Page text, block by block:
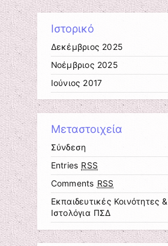
Ιστορικό
Δεκέμβριος 2025
Νοέμβριος 2025
Ιούνιος 2017
Μεταστοιχεία
Σύνδεση
Entries RSS
Comments RSS
Εκπαιδευτικές Κοινότητες &
Ιστολόγια ΠΣΔ